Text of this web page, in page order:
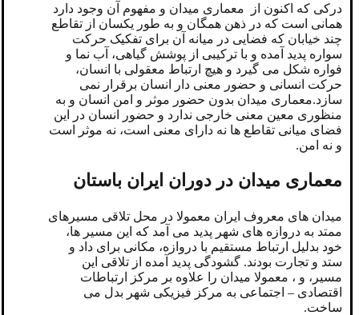
درکی که اکنون از معماری میدان و مفهوم آن وجود دارد
همانی است که در ذهن همگان و به طور یکسان از تقاطع
چند خیابان که فضایی در میانه آن برای تفکیک حرکت
سواره پدید آمده و با ترکیبی از پوشش گیاهی، آب نما و
فواره شکل می گیرد و هیچ ارتباط معقولی با انسان،
حرکت انسانی و حضور معنی دار انسان برقرار نمی
سازد.معماری میدان بدون حضور موثر و امن انسان و به
منظوری معین معنی خارجی ندارد و حضور انسان در این
فضای میانی تقاطع ها نه دارای معنی است، نه موثر است
و نه امن.
معماری میدان در دوران ایران باستان
میدان های معروف ایران معمولا در محل تلاقی مسیرهای
ممتد به دروازه های شهر پدید می آمد که این مسیر ها،
خود بدلیل ارتباط مستقیم با دروازه، مکانی برای داد و
ستد و تجارت بودند. گشودگی پدید آمده از تلاقی این
مسیر، و ، معمولا میدان را علاوه بر مرکز ارتباطات
اقتصادی – اجتماعی به مرکز فیزیکی شهر بدل می
ساخت.